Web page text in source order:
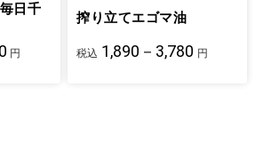
日千
円
搾り立てエゴマ油
税込 1,890－3,780 円